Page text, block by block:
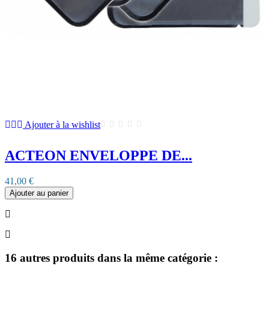
Ajouter à la wishlist
ACTEON ENVELOPPE DE...
41,00 €
Ajouter au panier
16 autres produits dans la même catégorie :